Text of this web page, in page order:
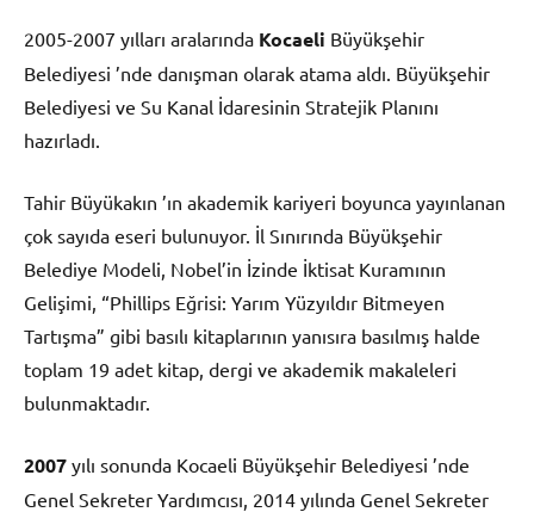
2005-2007 yılları aralarında Kocaeli Büyükşehir
Belediyesi ’nde danışman olarak atama aldı. Büyükşehir
Belediyesi ve Su Kanal İdaresinin Stratejik Planını
hazırladı.
Tahir Büyükakın ’ın akademik kariyeri boyunca yayınlanan
çok sayıda eseri bulunuyor. İl Sınırında Büyükşehir
Belediye Modeli, Nobel’in İzinde İktisat Kuramının
Gelişimi, “Phillips Eğrisi: Yarım Yüzyıldır Bitmeyen
Tartışma” gibi basılı kitaplarının yanısıra basılmış halde
toplam 19 adet kitap, dergi ve akademik makaleleri
bulunmaktadır.
2007 yılı sonunda Kocaeli Büyükşehir Belediyesi ’nde
Genel Sekreter Yardımcısı, 2014 yılında Genel Sekreter